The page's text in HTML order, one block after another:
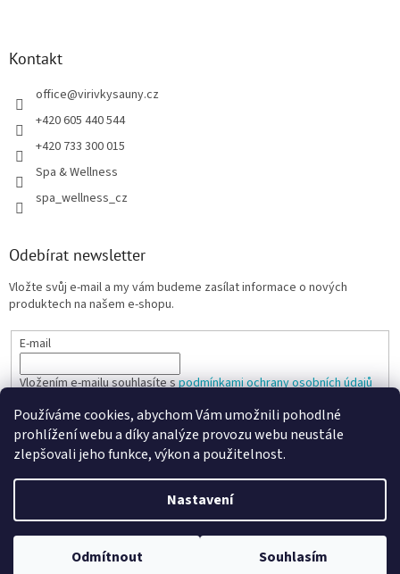
Používáme cookies, abychom Vám umožnili pohodlné
prohlížení webu a díky analýze provozu webu neustále
zlepšovali jeho funkce, výkon a použitelnost.
Nastavení
Odmítnout Souhlasím
Kontakt
office@virivkysauny.cz
+420 605 440 544
+420 733 300 015
Spa & Wellness
spa_wellness_cz
Odebírat newsletter
Vložte svůj e-mail a my vám budeme zasílat informace o nových
produktech na našem e-shopu.
E-mail
Vložením e-mailu souhlasíte spodmínkami ochrany osobních údajů
PŘIHLÁSIT SE
Vytvořil Shoptet
Copyright 2026SPANARIO . Všechna práva vyhrazena.